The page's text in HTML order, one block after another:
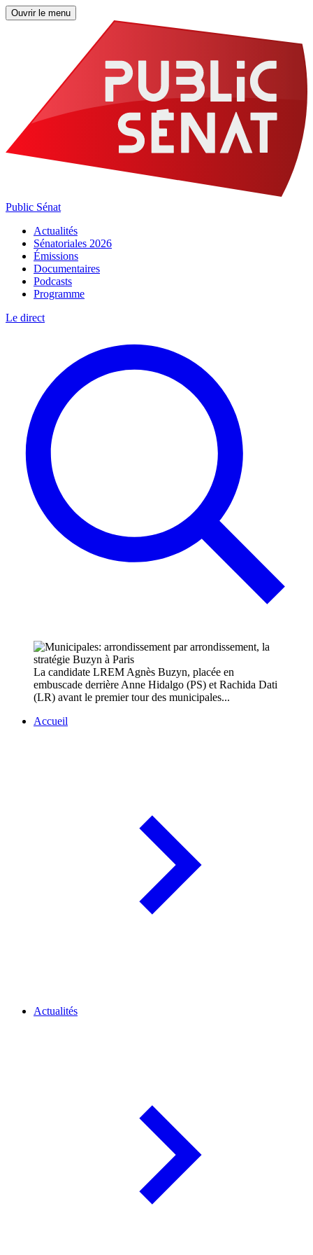
Ouvrir le menu
Public Sénat
Actualités
Sénatoriales 2026
Émissions
Documentaires
Podcasts
Programme
Le direct
La candidate LREM Agnès Buzyn, placée en
embuscade derrière Anne Hidalgo (PS) et Rachida Dati
(LR) avant le premier tour des municipales...
Accueil
Actualités